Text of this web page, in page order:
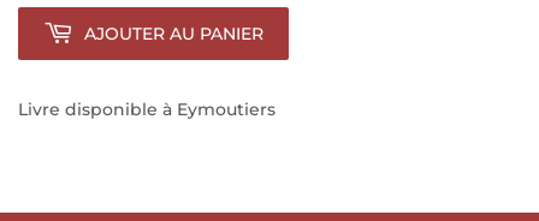
AJOUTER AU PANIER
Livre disponible à Eymoutiers